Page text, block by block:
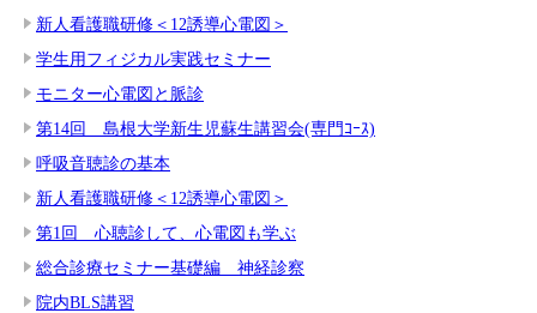
新人看護職研修＜12誘導心電図＞
学生用フィジカル実践セミナー
モニター心電図と脈診
第14回 島根大学新生児蘇生講習会(専門ｺｰｽ)
呼吸音聴診の基本
新人看護職研修＜12誘導心電図＞
第1回 心聴診して、心電図も学ぶ
総合診療セミナー基礎編 神経診察
院内BLS講習